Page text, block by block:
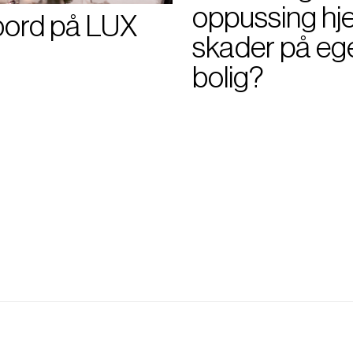
på LUX
oppussing
skader på
bolig?